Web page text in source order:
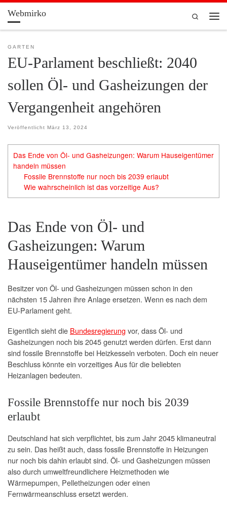
Zum Inhalt springen
Webmirko
Search
GARTEN
EU-Parlament beschließt: 2040
sollen Öl- und Gasheizungen der
Vergangenheit angehören
Veröffentlicht März 13, 2024
Das Ende von Öl- und Gasheizungen: Warum Hauseigentümer
handeln müssen
Fossile Brennstoffe nur noch bis 2039 erlaubt
Wie wahrscheinlich ist das vorzeitige Aus?
Das Ende von Öl- und
Gasheizungen: Warum
Hauseigentümer handeln müssen
Besitzer von Öl- und Gasheizungen müssen schon in den
nächsten 15 Jahren ihre Anlage ersetzen. Wenn es nach dem
EU-Parlament geht.
Eigentlich sieht die Bundesregierung vor, dass Öl- und
Gasheizungen noch bis 2045 genutzt werden dürfen. Erst dann
sind fossile Brennstoffe bei Heizkesseln verboten. Doch ein neuer
Beschluss könnte ein vorzeitiges Aus für die beliebten
Heizanlagen bedeuten.
Fossile Brennstoffe nur noch bis 2039
erlaubt
Deutschland hat sich verpflichtet, bis zum Jahr 2045 klimaneutral
zu sein. Das heißt auch, dass fossile Brennstoffe in Heizungen
nur noch bis dahin erlaubt sind. Öl- und Gasheizungen müssen
also durch umweltfreundlichere Heizmethoden wie
Wärmepumpen, Pelletheizungen oder einen
Fernwärmeanschluss ersetzt werden.